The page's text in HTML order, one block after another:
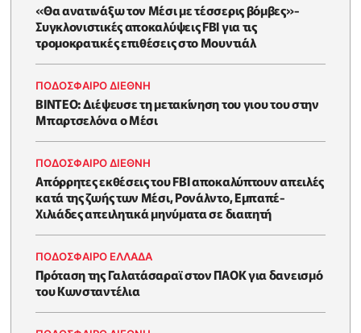
«Θα ανατινάξω τον Μέσι με τέσσερις βόμβες»-
Συγκλονιστικές αποκαλύψεις FBI για τις
τρομοκρατικές επιθέσεις στο Μουντιάλ
ΠΟΔΟΣΦΑΙΡΟ ΔΙΕΘΝΗ
BINTEO: Διέψευσε τη μετακίνηση του γιου του στην
Μπαρτσελόνα ο Μέσι
ΠΟΔΟΣΦΑΙΡΟ ΔΙΕΘΝΗ
Απόρρητες εκθέσεις του FBI αποκαλύπτουν απειλές
κατά της ζωής των Μέσι, Ρονάλντο, Εμπαπέ-
Χιλιάδες απειλητικά μηνύματα σε διαιτητή
ΠΟΔΟΣΦΑΙΡΟ ΕΛΛΑΔΑ
Πρόταση της Γαλατάσαραϊ στον ΠΑΟΚ για δανεισμό
του Κωνσταντέλια